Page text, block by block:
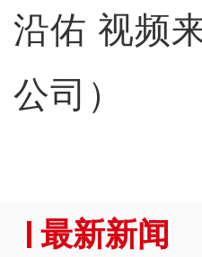
沿佑 视频
公司）
最新新闻